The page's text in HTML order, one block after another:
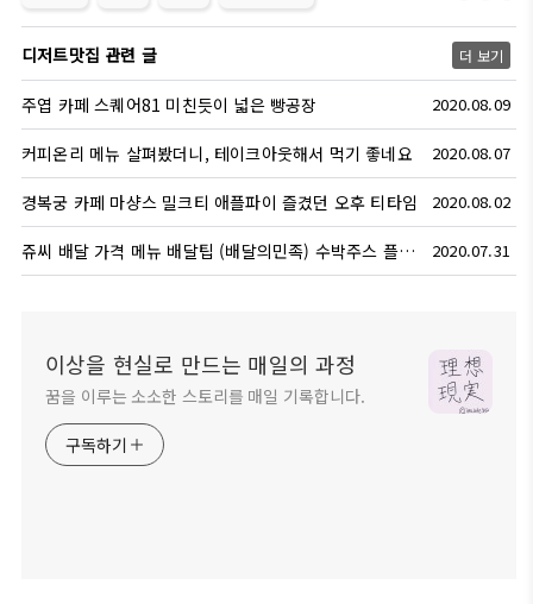
디저트맛집 관련 글 더 보기
주엽 카페 스퀘어81 미친듯이 넓은 빵공장 2020.08.09
커피온리 메뉴 살펴봤더니, 테이크아웃해서 먹기 좋네요 2020.08.07
경복궁 카페 마샹스 밀크티 애플파이 즐겼던 오후 티타임 2020.08.02
쥬씨 배달 가격 메뉴 배달팁 (배달의민족) 수박주스 플렉스! 2020.07.31
이상을 현실로 만드는 매일의 과정
꿈을 이루는 소소한 스토리를 매일 기록합니다.
구독하기